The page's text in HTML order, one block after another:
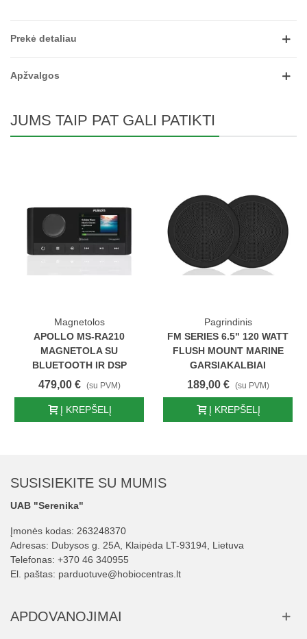
Prekė detaliau
Apžvalgos
JUMS TAIP PAT GALI PATIKTI
Magnetolos
APOLLO MS-RA210
MAGNETOLA SU
BLUETOOTH IR DSP
479,00 € (su PVM)
Į KREPŠELĮ
Pagrindinis
FM SERIES 6.5" 120 WATT
FLUSH MOUNT MARINE
GARSIAKALBIAI
189,00 € (su PVM)
Į KREPŠELĮ
SUSISIEKITE SU MUMIS
UAB "Serenika"
Įmonės kodas: 263248370
Adresas: Dubysos g. 25A, Klaipėda LT-93194, Lietuva
Telefonas: +370 46 340955
El. paštas: parduotuve@hobiocentras.lt
APDOVANOJIMAI